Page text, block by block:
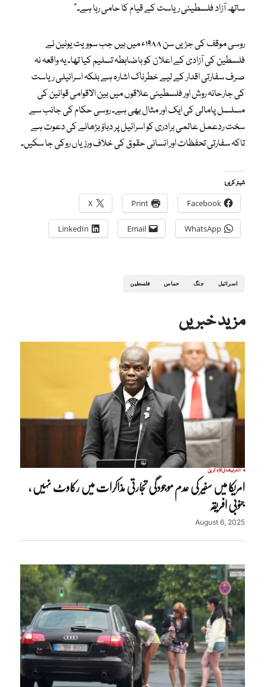
ساتھ آزاد فلسطینی ریاست کے قیام کا حامی رہا ہے۔”
روسی موقف کی جڑیں سن ۱۹۸۸ء میں ہیں جب سوویت یونین نے
فلسطین کی آزادی کے اعلان کو باضابطہ تسلیم کیا تھا۔ یہ واقعہ نہ
صرف سفارتی اقدار کے لیے خطرناک اشارہ ہے بلکہ اسرائیلی ریاست
کی جارحانہ روش اور فلسطینی علاقوں میں بین الاقوامی قوانین کی
مسلسل پامالی کی ایک اور مثال بھی ہے۔ روسی حکام کی جانب سے
سخت ردعمل عالمی برادری کو اسرائیل پر دباؤ بڑھانے کی دعوت ہے
تاکہ سفارتی تحفظات اور انسانی حقوق کی خلاف ورزیاں روکی جا سکیں۔
شیئر کریں:
Facebook
Print
X
WhatsApp
Email
LinkedIn
اسرائیل جنگ حماس فلسطین
مزید خبریں
انٹرنیشنلتازہ ترین
امریکا میں سفیر کی عدم موجودگی تجارتی مذاکرات میں رکاوٹ نہیں ،
جنوبی افریقہ
August 6, 2025